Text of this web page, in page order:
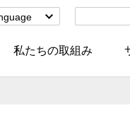
私たちの取組み